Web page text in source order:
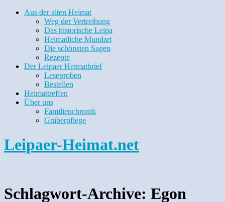
Aus der alten Heimat
Weg der Vertreibung
Das historische Leipa
Heimatliche Mundart
Die schönsten Sagen
Rezepte
Der Leipaer Heimatbrief
Leseproben
Bestellen
Heimattreffen
Über uns
Familienchronik
Gräberpflege
Leipaer-Heimat.net
Schlagwort-Archive: Egon